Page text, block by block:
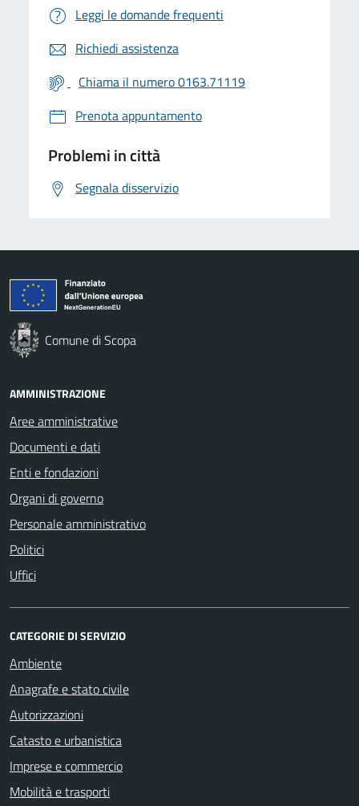
Leggi le domande frequenti
Richiedi assistenza
Chiama il numero 0163.71119
Prenota appuntamento
Problemi in città
Segnala disservizio
Comune di Scopa
AMMINISTRAZIONE
Aree amministrative
Documenti e dati
Enti e fondazioni
Organi di governo
Personale amministrativo
Politici
Uffici
CATEGORIE DI SERVIZIO
Ambiente
Anagrafe e stato civile
Autorizzazioni
Catasto e urbanistica
Imprese e commercio
Mobilità e trasporti